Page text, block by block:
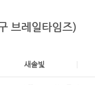
브레일타임즈)
새솔빛